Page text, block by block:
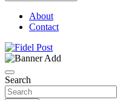
About
Contact
Fidel Post
Search